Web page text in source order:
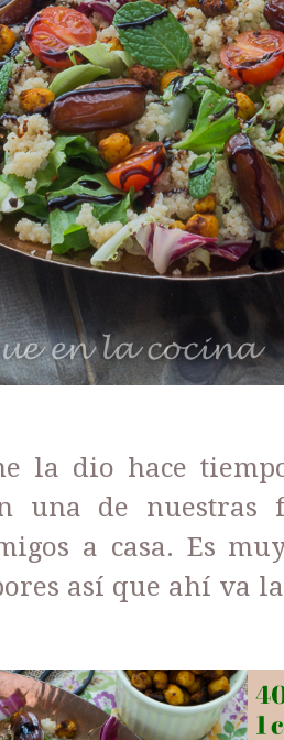
la dio hace
una de nuestras
a casa. Es
así que ahí va